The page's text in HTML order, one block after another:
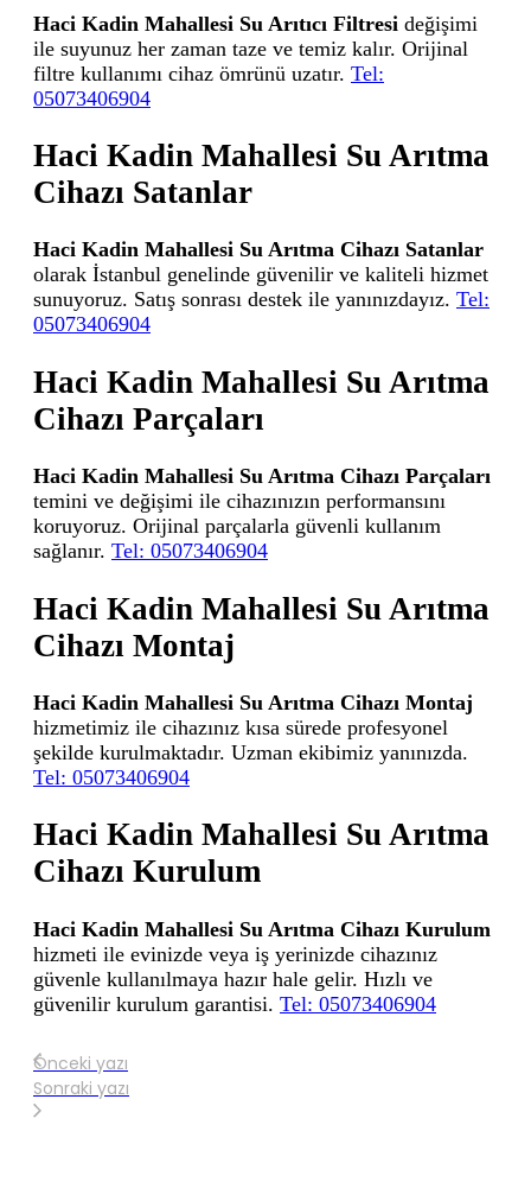
Haci Kadin Mahallesi Su Arıtıcı Filtresi değişimi
ile suyunuz her zaman taze ve temiz kalır. Orijinal
filtre kullanımı cihaz ömrünü uzatır. Tel:
05073406904
Haci Kadin Mahallesi Su Arıtma
Cihazı Satanlar
Haci Kadin Mahallesi Su Arıtma Cihazı Satanlar
olarak İstanbul genelinde güvenilir ve kaliteli hizmet
sunuyoruz. Satış sonrası destek ile yanınızdayız. Tel:
05073406904
Haci Kadin Mahallesi Su Arıtma
Cihazı Parçaları
Haci Kadin Mahallesi Su Arıtma Cihazı Parçaları
temini ve değişimi ile cihazınızın performansını
koruyoruz. Orijinal parçalarla güvenli kullanım
sağlanır. Tel: 05073406904
Haci Kadin Mahallesi Su Arıtma
Cihazı Montaj
Haci Kadin Mahallesi Su Arıtma Cihazı Montaj
hizmetimiz ile cihazınız kısa sürede profesyonel
şekilde kurulmaktadır. Uzman ekibimiz yanınızda.
Tel: 05073406904
Haci Kadin Mahallesi Su Arıtma
Cihazı Kurulum
Haci Kadin Mahallesi Su Arıtma Cihazı Kurulum
hizmeti ile evinizde veya iş yerinizde cihazınız
güvenle kullanılmaya hazır hale gelir. Hızlı ve
güvenilir kurulum garantisi. Tel: 05073406904
Önceki yazı
Sonraki yazı